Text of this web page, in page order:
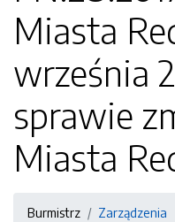
Miasta
września
sprawie
Miasta
Burmistrz
Zarządzenia